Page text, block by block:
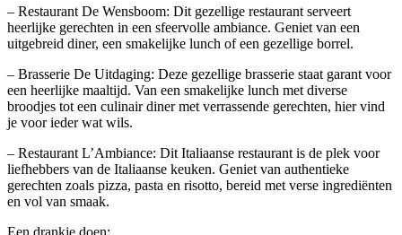
– Restaurant De Wensboom: Dit gezellige restaurant serveert
heerlijke gerechten in een sfeervolle ambiance. Geniet van een
uitgebreid diner, een smakelijke lunch of een gezellige borrel.
– Brasserie De Uitdaging: Deze gezellige brasserie staat garant voor
een heerlijke maaltijd. Van een smakelijke lunch met diverse
broodjes tot een culinair diner met verrassende gerechten, hier vind
je voor ieder wat wils.
– Restaurant L’Ambiance: Dit Italiaanse restaurant is de plek voor
liefhebbers van de Italiaanse keuken. Geniet van authentieke
gerechten zoals pizza, pasta en risotto, bereid met verse ingrediënten
en vol van smaak.
Een drankje doen: